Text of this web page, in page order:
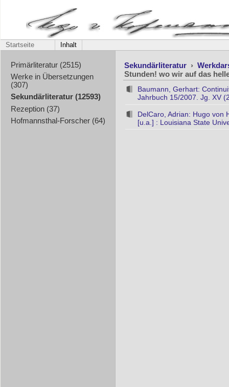
Startseite Inhalt
Primärliteratur (2515)
Werke in Übersetzungen
(307)
Sekundärliteratur (12593)
Rezeption (37)
Hofmannsthal-Forscher (64)
Sekundärliteratur ›
Stunden! wo wir auf das
Baumann, Gerhart:
Jahrbuch 15/2007. Jg. XV
DelCaro, Adrian: Hugo von
[u.a.] : Louisiana State